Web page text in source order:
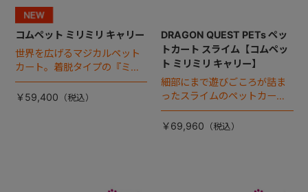
コムペット ミリミリ キャリー
世界を広げるマジカルペット
カート。着脱タイプの『ミリ
ミリ キャリー』 からアースカ
ラーが登場！
￥59,400
DRAGON QUEST PETs ペッ
トカート スライム【コムペッ
ト ミリミリ キャリー】
細部にまで遊びごころが詰ま
ったスライムのペットカー
ト。
￥69,960